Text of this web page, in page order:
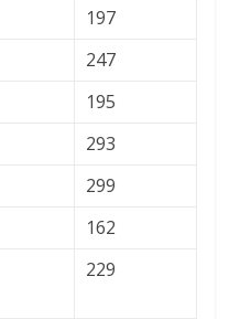
197
247
195
293
299
162
229